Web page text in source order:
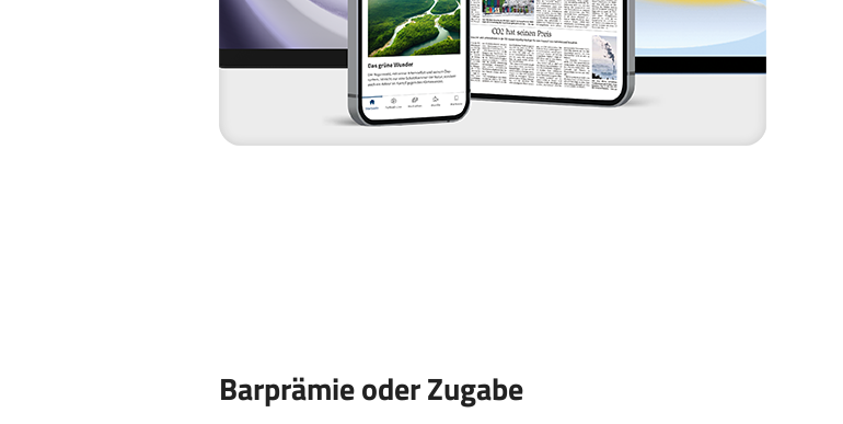
Barprämie oder Zugabe